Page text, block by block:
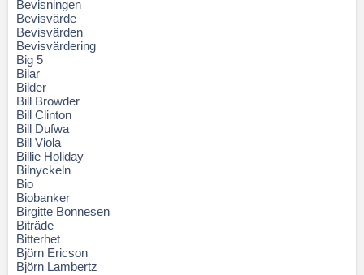
Bevisningen
Bevisvärde
Bevisvärden
Bevisvärdering
Big 5
Bilar
Bilder
Bill Browder
Bill Clinton
Bill Dufwa
Bill Viola
Billie Holiday
Bilnyckeln
Bio
Biobanker
Birgitte Bonnesen
Biträde
Bitterhet
Björn Ericson
Björn Lambertz